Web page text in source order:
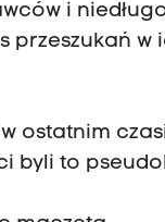
i
przeszukań
ostatnim
byli to